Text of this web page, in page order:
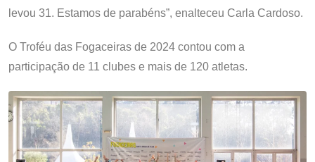
levou 31. Estamos de parabéns”, enalteceu Carla Cardoso.
O Troféu das Fogaceiras de 2024 contou com a
participação de 11 clubes e mais de 120 atletas.